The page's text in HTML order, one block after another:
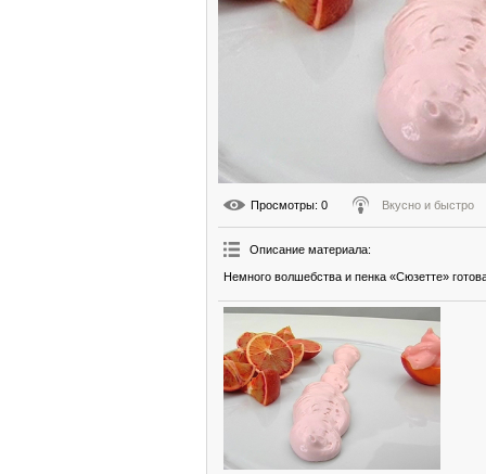
Просмотры: 0 Вкусно и быстро
Описание материала:
Немного волшебства и пенка «Сюзетте»